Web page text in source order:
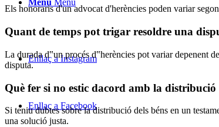
Menú Menú
Enllaç a Instagram
Enllaç a Facebook
Els honoraris d'un advocat d'herències poden variar
Quant de temps pot trigar resoldre una
La durada d‟un procés d‟herències pot variar depenent
disputa.
Què fer si no estic dacord amb la distribució
Si teniu dubtes sobre la distribució dels béns en un
una solució justa.